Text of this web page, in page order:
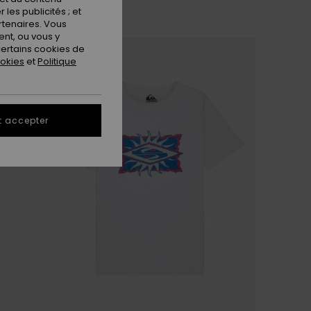
les publicités ; et
Vous
ou vous y
cookies de
etPolitique
accepter